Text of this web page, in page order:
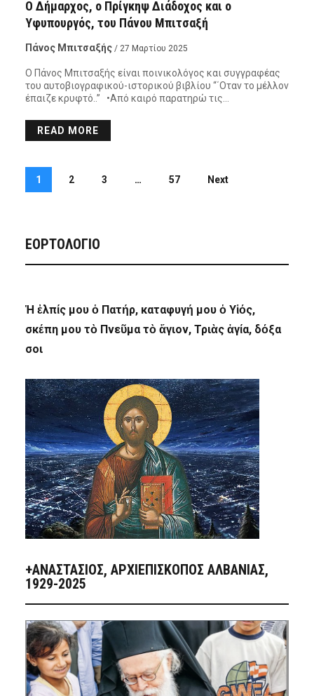
Ο Δήμαρχος, ο Πρίγκηψ Διάδοχος και ο
Υφυπουργός, του Πάνου Μπιτσαξή
Πάνος Μπιτσαξής / 27 Μαρτίου 2025
Ο Πάνος Μπιτσαξής είναι ποινικολόγος και συγγραφέας
του αυτοβιογραφικού-ιστορικού βιβλίου “΄Οταν το μέλλον
έπαιζε κρυφτό..” •Από καιρό παρατηρώ τις…
READ MORE
1 2 3 … 57 Next
ΕΟΡΤΟΛΟΓΙΟ
Ἡ ἐλπίς μου ὁ Πατήρ, καταφυγή μου ὁ Υἱός,
σκέπη μου τὸ Πνεῦμα τὸ ἅγιον, Τριὰς ἁγία, δόξα
σοι
+ΑΝΑΣΤΆΣΙΟΣ, ΑΡΧΙΕΠΊΣΚΟΠΟΣ ΑΛΒΑΝΊΑΣ,
1929-2025